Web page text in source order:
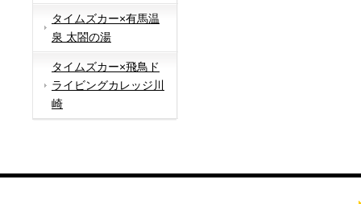
タイムズカー×有馬温
泉 太閤の湯
タイムズカー×飛鳥ド
ライビングカレッジ川
崎